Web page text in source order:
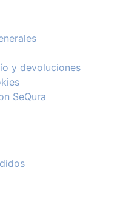
y devoluciones
SeQura